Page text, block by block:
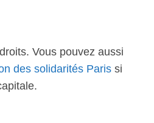
Vous pouvez aussi
des solidarités Paris si